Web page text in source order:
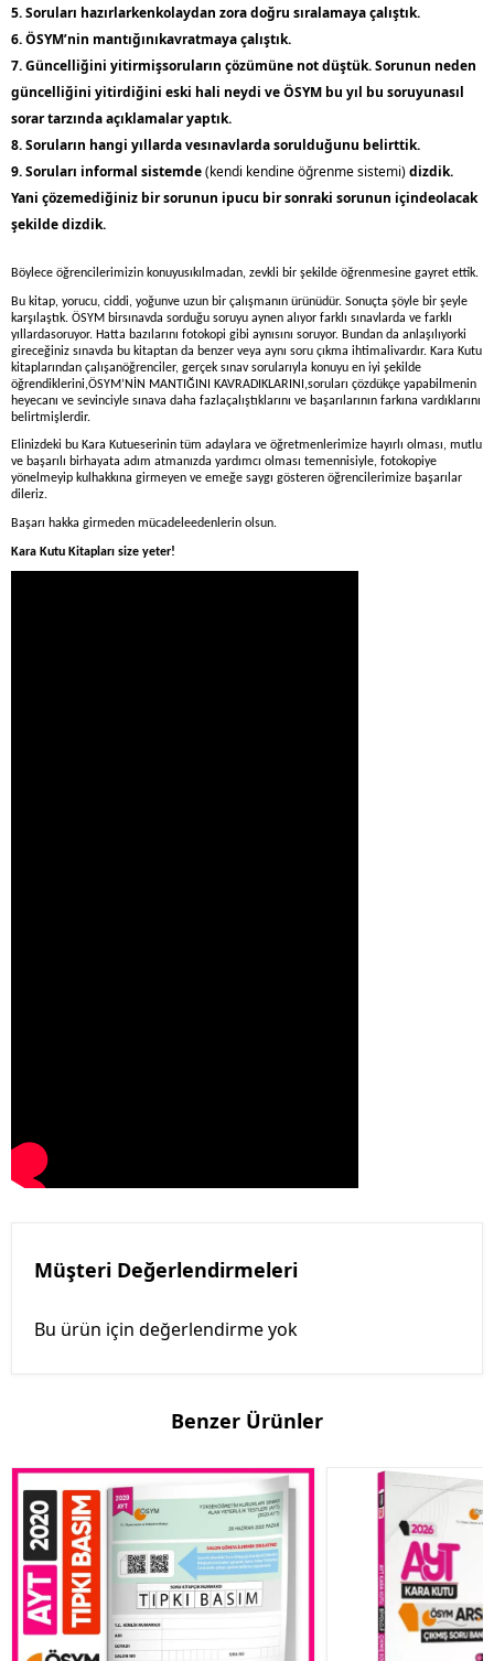
5. Soruları hazırlarkenkolaydan zora doğru sıralamaya çalıştık.
6. ÖSYM’nin mantığınıkavratmaya çalıştık.
7. Güncelliğini yitirmişsoruların çözümüne not düştük. Sorunun neden
güncelliğini yitirdiğini eski hali neydi ve ÖSYM bu yıl bu soruyunasıl
sorar tarzında açıklamalar yaptık.
8. Soruların hangi yıllarda vesınavlarda sorulduğunu belirttik.
9. Soruları informal sistemde(kendi kendine öğrenme sistemi)dizdik.
Yani çözemediğiniz bir sorunun ipucu bir sonraki sorunun içindeolacak
şekilde dizdik.
Böylece öğrencilerimizin konuyusıkılmadan, zevkli bir şekilde öğrenmesine gayret ettik.
Bu kitap, yorucu, ciddi, yoğunve uzun bir çalışmanın ürünüdür. Sonuçta şöyle bir şeyle
karşılaştık. ÖSYM birsınavda sorduğu soruyu aynen alıyor farklı sınavlarda ve farklı
yıllardasoruyor. Hatta bazılarını fotokopi gibi aynısını soruyor. Bundan da anlaşılıyorki
gireceğiniz sınavda bu kitaptan da benzer veya aynı soru çıkma ihtimalivardır. Kara Kutu
kitaplarından çalışanöğrenciler, gerçek sınav sorularıyla konuyu en iyi şekilde
öğrendiklerini,ÖSYM’NİN MANTIĞINI KAVRADIKLARINI,soruları çözdükçe yapabilmenin
heyecanı ve sevinciyle sınava daha fazlaçalıştıklarını ve başarılarının farkına vardıklarını
belirtmişlerdir.
Elinizdeki bu Kara Kutueserinin tüm adaylara ve öğretmenlerimize hayırlı olması, mutlu
ve başarılı birhayata adım atmanızda yardımcı olması temennisiyle, fotokopiye
yönelmeyip kulhakkına girmeyen ve emeğe saygı gösteren öğrencilerimize başarılar
dileriz.
Başarı hakka girmeden mücadeleedenlerin olsun.
Kara Kutu Kitapları size yeter!
Müşteri Değerlendirmeleri
Bu ürün için değerlendirme yok
Benzer Ürünler